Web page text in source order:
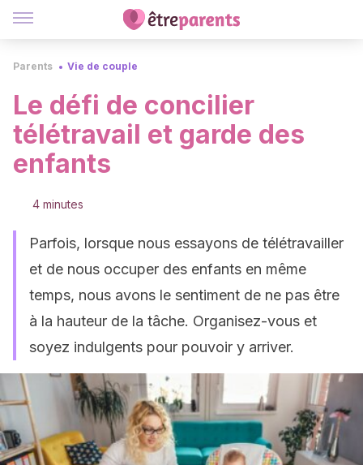
Parents Vie de couple
Le défi de concilier
télétravail et garde des
enfants
4 minutes
Parfois, lorsque nous essayons de télétravailler
et de nous occuper des enfants en même
temps, nous avons le sentiment de ne pas être
à la hauteur de la tâche. Organisez-vous et
soyez indulgents pour pouvoir y arriver.